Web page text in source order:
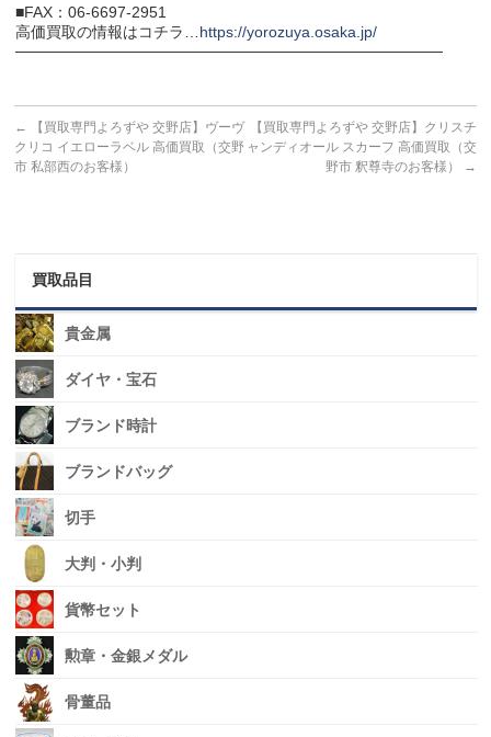
■FAX：06-6697-2951
高価買取の情報はコチラ…https://yorozuya.osaka.jp/
───────────────────────────────────────
←
【買取専門よろずや 交野店】ヴーヴ
クリコ イエローラベル 高価買取（交野
市 私部西のお客様）
【買取専門よろずや 交野店】クリスチ
ャンディオール スカーフ 高価買取（交
野市 釈尊寺のお客様）
→
買取品目
貴金属
ダイヤ・宝石
ブランド時計
ブランドバッグ
切手
大判・小判
貨幣セット
勲章・金銀メダル
骨董品